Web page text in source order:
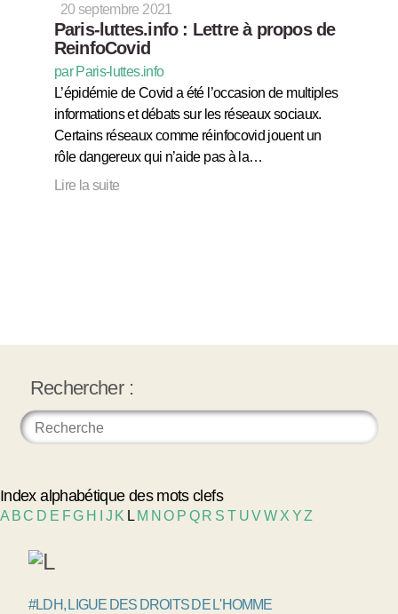
20 septembre 2021
Paris-luttes.info : Lettre à propos de
ReinfoCovid
par Paris-luttes.info
L’épidémie de Covid a été l’occasion de multiples
informations et débats sur les réseaux sociaux.
Certains réseaux comme réinfocovid jouent un
rôle dangereux qui n’aide pas à la…
Lire la suite
Rechercher :
Index alphabétique des mots clefs
A BC D E FG H J K L M NO P Q R S T UVW X YZ
#LDH, LIGUE DES DROITS DE L'HOMME